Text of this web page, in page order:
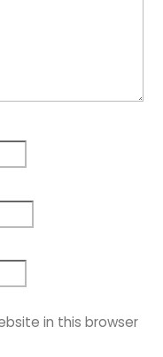
in this browser